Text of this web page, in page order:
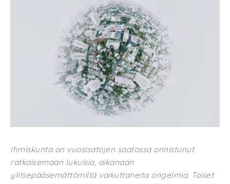
Ihmiskunta on vuosisatojen saatossa onnistunut
ratkaisemaan lukuisia, aikanaan
ylitsepääsemättömiltä vaikuttaneita ongelmia. Toiset